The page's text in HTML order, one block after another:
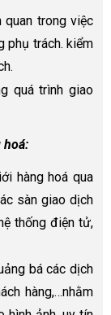
trong việc
phụ trách. kiểm
quá trình giao
hoá:
hàng hoá qua
sàn giao dịch
thống điện tử,
bá các dịch
hàng,…nhằm